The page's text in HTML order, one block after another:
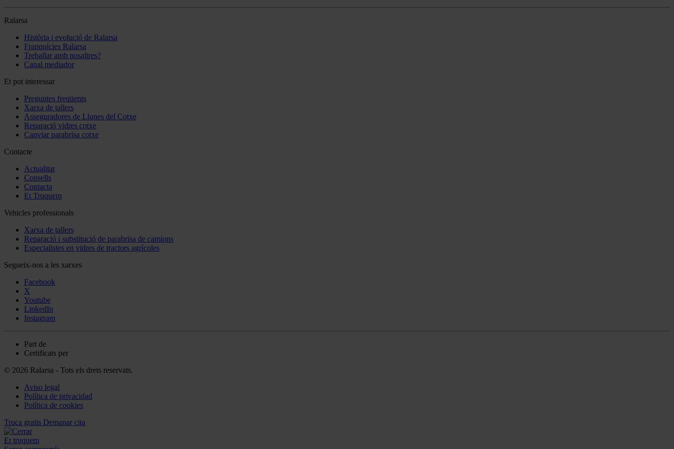
Ralarsa
Història i evolució de Ralarsa
Franquícies Ralarsa
Treballar amb nosaltres?
Canal mediador
Et pot interessar
Preguntes freqüents
Xarxa de tallers
Asseguradores de Llunes del Cotxe
Reparació vidres cotxe
Canviar parabrisa cotxe
Contacte
Actualitat
Consells
Contacta
Et Truquem
Vehicles professionals
Xarxa de tallers
Reparació i substitució de parabrisa de camions
Especialistes en vidres de tractors agrícoles
Segueix-nos a les xarxes
Facebook
X
Youtube
LinkedIn
Instagram
Part de
Certificats per
© 2026 Ralarsa - Tots els drets reservats.
Aviso legal
Política de privacidad
Política de cookies
Truca gratis Demanar cita
Et truquem